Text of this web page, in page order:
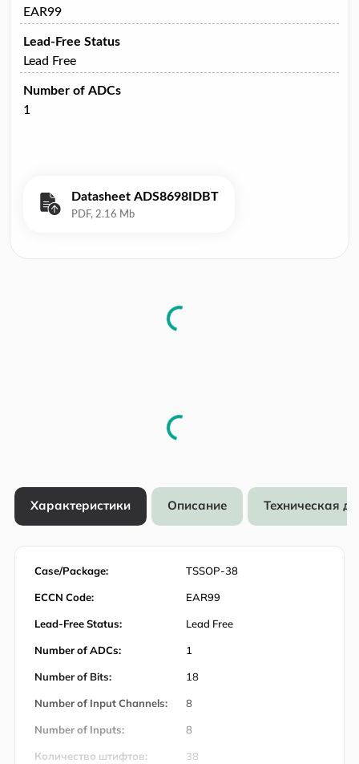
EAR99
Lead-Free Status
Lead Free
Number of ADCs
1
Datasheet ADS8698IDBT
Характеристики Описание Техническая
Case/Package: TSSOP-38
ECCN Code: EAR99
Lead-Free Status: Lead Free
Number of ADCs: 1
Number of Bits: 18
Number of Input Channels: 8
Number of Inputs: 8
Количество штифтов: 38